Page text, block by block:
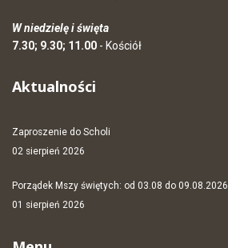
W niedzielę i święta
7.30; 9.30; 11.00 - Kościół
Aktualności
Zaproszenie do Scholi
02 sierpień 2026
Porządek Mszy świętych: od 03.08 do 09.08.2026
01 sierpień 2026